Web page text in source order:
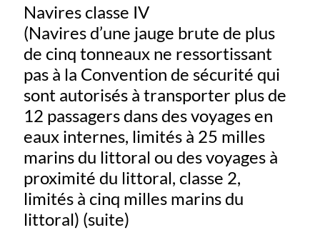
Navires classe IV
(Navires d’une jauge brute de plus
de cinq tonneaux ne ressortissant
pas à la Convention de sécurité qui
sont autorisés à transporter plus de
12 passagers dans des voyages en
eaux internes, limités à 25 milles
marins du littoral ou des voyages à
proximité du littoral, classe 2,
limités à cinq milles marins du
littoral) (suite)